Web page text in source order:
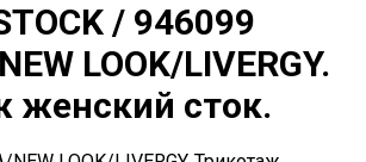
/ 946099
LOOK/LIVERGY.
женский сток.